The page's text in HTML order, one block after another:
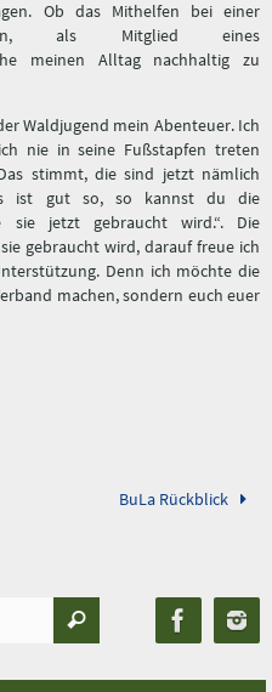
Ob das Mithelfen bei einer
als Mitglied eines
meinen Alltag nachhaltig zu
Waldjugend mein Abenteuer. Ich
nie in seine Fußstapfen treten
stimmt, die sind jetzt nämlich
ist gut so, so kannst du die
sie jetzt gebraucht wird.“. Die
gebraucht wird, darauf freue ich
Denn ich möchte die
machen, sondern euch euer
BuLa Rückblick
Suchen